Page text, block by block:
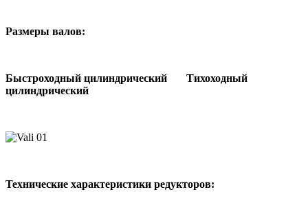
Размеры валов:
Быстроходный цилиндрический Тихоходный
цилиндрический
Технические характеристики редукторов: